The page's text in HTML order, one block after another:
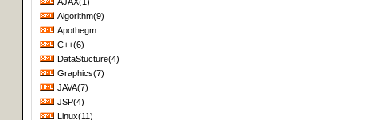
Algorithm(9)
Apothegm
C++(6)
DataStucture(4)
Graphics(7)
JAVA(7)
JSP(4)
Linux(11)